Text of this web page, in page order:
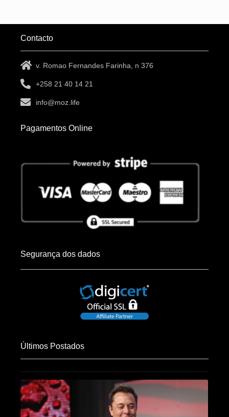
Contacto
v. Romao Fernandes Farinha, n 376
+258 21 40 14 21
info@moz.life
Pagamentos Online
Segurança dos dados
Últimos Postados